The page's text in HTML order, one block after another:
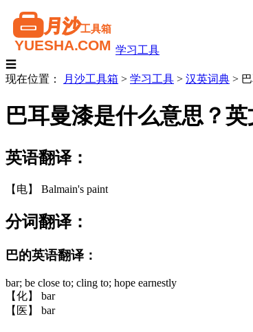
学习工具
☰
现在位置：
月沙工具箱 > 学习工具 > 汉英词典 >
巴耳曼漆是什么意思？
英语翻译：
【电】 Balmain's paint
分词翻译：
巴的英语翻译：
bar; be close to; cling to; hope earnestly
【化】 bar
【医】 bar